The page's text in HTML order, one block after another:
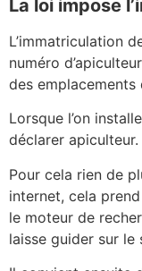
La loi impose
L’immatriculation
numéro
des emplacements
Lorsque l’on
déclarer apiculteur.
Pour cela rien de
internet, cela
le moteur de
laisse guider sur le